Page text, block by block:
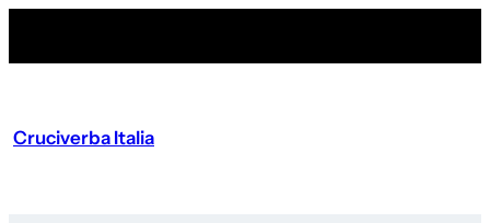
Cruciverba Italia